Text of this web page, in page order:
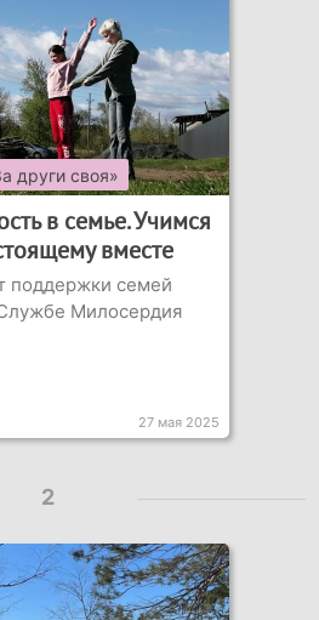
други своя»
в семье. Учимся
вместе
поддержки семей
Милосердия
27 мая 2025
2